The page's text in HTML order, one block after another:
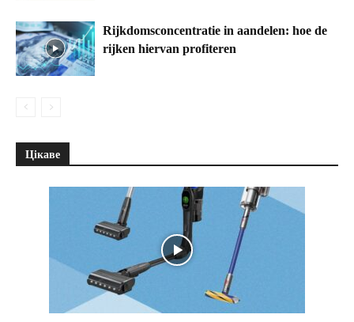
Rijkdomsconcentratie in aandelen: hoe de
rijken hiervan profiteren
Цікаве